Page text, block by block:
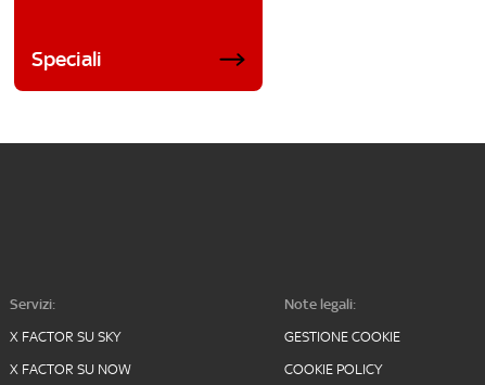
Speciali
Servizi:
X FACTOR SU SKY
X FACTOR SU NOW
Note legali:
GESTIONE COOKIE
COOKIE POLICY